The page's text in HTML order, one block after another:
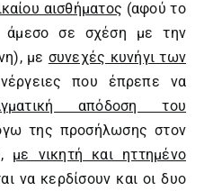
αισθήματος (αφού το
άμεσο σε σχέση με την
με συνεχές κυνήγι των
που έπρεπε να
απόδοση του
της προσήλωσης στον
με νικητή και ηττημένο
να κερδίσουν και οι δυο